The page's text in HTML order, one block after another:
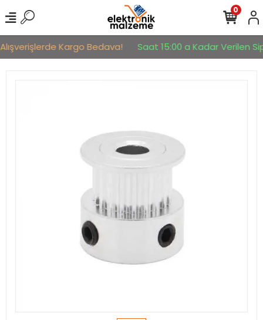
Kargo Bedava! Saat 15:00 a Kadar Verilen
0